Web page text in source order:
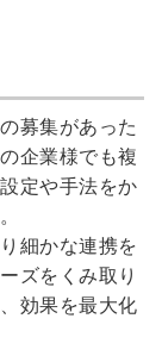
募集があった
企業様でも複
定や手法をか
細かな連携を
ズをくみ取り
効果を最大化